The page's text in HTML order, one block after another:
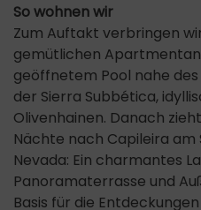
So wohnen wir
Zum Auftakt verbringen
gemütlichen
geöffnetem Pool nahe
der Sierra Subbética,
Olivenhainen. Danach
Nächte nach Capileira am
Nevada: Ein charmantes
Panoramaterrasse und
Basis für die